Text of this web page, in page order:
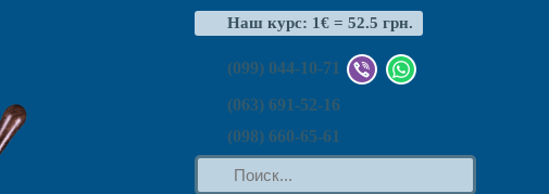
Наш курс: 1€ = 52.5 грн.
(099) 044-10-71
(063) 691-52-16
(098) 660-65-61